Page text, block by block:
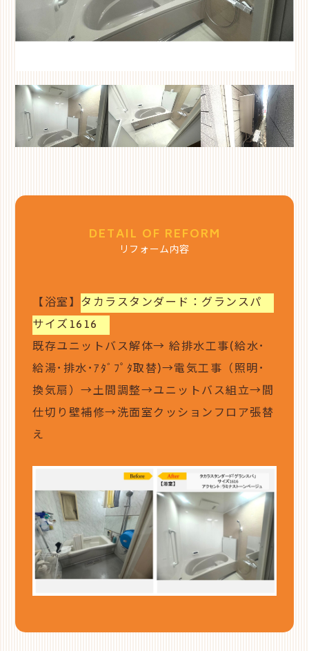
DETAIL OF REFORM
リフォーム内容
【浴室】 タカラスタンダード：グランスパ
サイズ1616
既存ユニットバス解体→給排水工事(給水･
給湯･排水･ｱﾀﾞﾌﾟﾀ取替)→電気工事（照明･
換気扇）→土間調整→ユニットバス組立→間
仕切り壁補修→洗面室クッションフロア張替
え